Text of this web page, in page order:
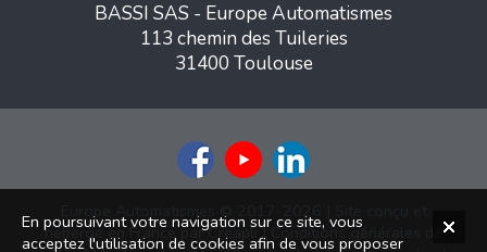
BASSI SAS - Europe Automatismes
113 chemin des Tuileries
31400 Toulouse
Europe Automatismes © 2017-2026 | Site conçu et
hébergé en France parCreapli| Conditions générales de
En poursuivant votre navigation sur ce site, vous
acceptez l'utilisation de cookies afin de vous proposer